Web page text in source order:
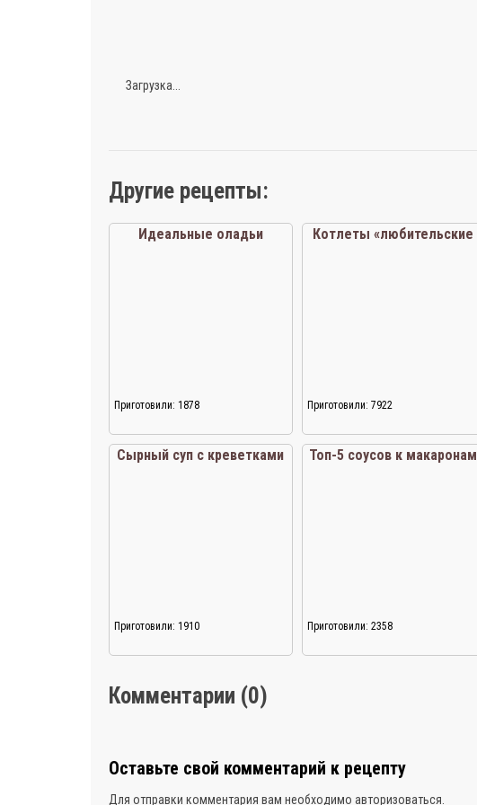
Загрузка...
Другие рецепты:
Идеальные оладьи
Приготовили: 1878
Котлеты «любительские
Приготовили: 7922
Сырный суп с креветками
Приготовили: 1910
Топ-5 соусов к макаронам
Приготовили: 2358
Комментарии (0)
Оставьте свой комментарий к рецепту
Для отправки комментария вам необходимо авторизоваться